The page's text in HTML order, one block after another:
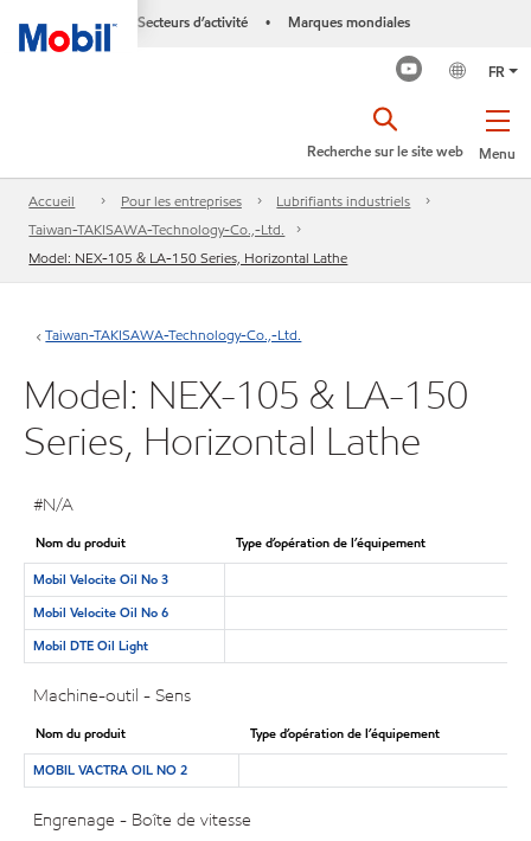
Secteurs d’activité • Marques mondiales
FR
Menu
Recherche sur le site web
Accueil Pour les entreprises
Lubrifiants industriels
Taiwan-TAKISAWA-Technology-Co.,-Ltd.
Model: NEX-105 & LA-150 Series, Horizontal Lathe
Taiwan-TAKISAWA-Technology-Co.,-Ltd.
Model: NEX-105 & LA-150
Series, Horizontal Lathe
#N/A
Nom du produit
Type d’opération de l’équipement
Mobil Velocite Oil No 3
Mobil Velocite Oil No 6
Mobil DTE Oil Light
Machine-outil - Sens
Nom du produit
Type d’opération de l’équipement
MOBIL VACTRA OIL NO 2
Engrenage - Boîte de vitesse